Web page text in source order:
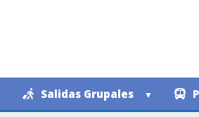
Salidas Grupales